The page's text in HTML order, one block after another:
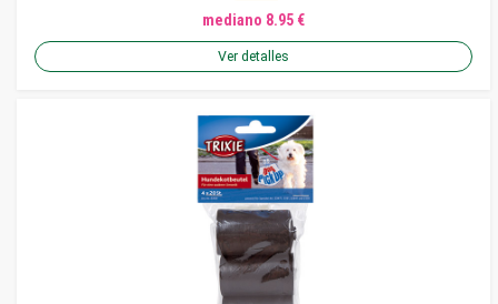
mediano 8.95 €
Ver detalles